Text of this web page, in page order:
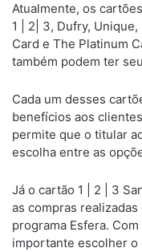
Atualmente, os
1 | 2| 3, Dufry,
Card e The Platinum
também podem ter
Cada um desses
benefícios aos
permite que o titular
escolha entre as
Já o cartão 1 | 2 | 3
as compras
programa Esfera.
importante escolher o